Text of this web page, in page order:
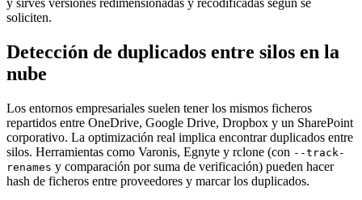
soliciten.
Detección de duplicados entre silos en la
nube
Los entornos empresariales suelen tener los mismos ficheros
repartidos entre OneDrive, Google Drive, Dropbox y un SharePoint
corporativo. La optimización real implica encontrar duplicados entre
silos. Herramientas como Varonis, Egnyte y rclone (con --track-
renames y comparación por suma de verificación) pueden hacer
hash de ficheros entre proveedores y marcar los duplicados.